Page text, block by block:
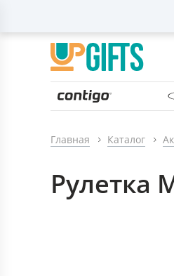
Главная Каталог
Рулетка